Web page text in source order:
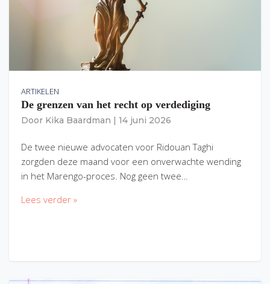
ARTIKELEN
De grenzen van het recht op verdediging
Door Kika Baardman 14 juni 2026
De twee nieuwe advocaten voor Ridouan Taghi
zorgden deze maand voor een onverwachte wending
in het Marengo-proces. Nog geen twee…
Lees verder »